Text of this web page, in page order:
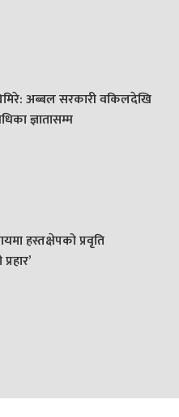
अब्बल सरकारी वकिलदेखि
ज्ञातासम्म
हस्तक्षेपको प्रवृति